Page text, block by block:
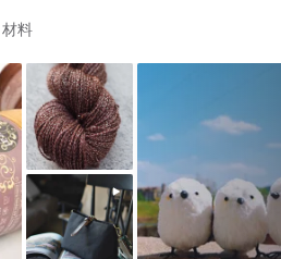
14.1 吋 x 約 61.8 吋 *請將此作為粗
視為粗略指南。
/ 請承認一些錯誤。
料